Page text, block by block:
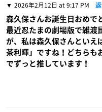
2026年2月12日 at 9:17 PM
森久保さんお誕生日おめで
最近忍たまの劇場版で雑渡
が、私は森久保さんといえ
茶利暉」ですね！どちらも
でずっと推しています！